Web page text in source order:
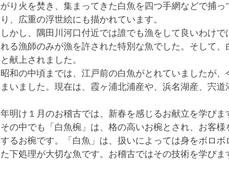
がり火を焚き、集まってきた白魚を四つ手網などで捕
り、広重の浮世絵にも描かれています。
しかし、隅田川河口付近では誰でも漁をして良いわけ
れる漁師のみが漁を許された特別な魚でした。そして
と献上されました。
昭和の中頃までは、江戸前の白魚がとれていましたが
まいました。現在は、霞ヶ浦北浦産や、浜名湖産、宍道
年明け１月のお稽古では、新春を感じるお献立を学びま
その中でも「白魚椀」は、格の高いお椀とされ、お客
するお椀です。「白魚」は、扱いによっては身をボロ
た下処理が大切な魚です。お稽古ではその技術を学びま